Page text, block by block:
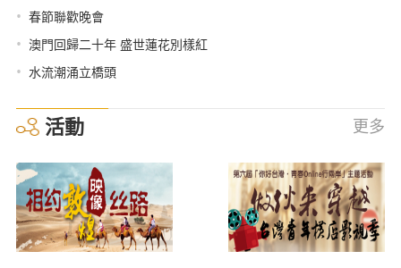
• 春節聯歡晚會
• 澳門回歸二十年 盛世蓮花別樣紅
• 水流潮涌立橋頭
活動 更多